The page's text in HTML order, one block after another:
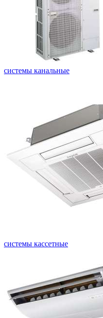
системы канальные
системы кассетные